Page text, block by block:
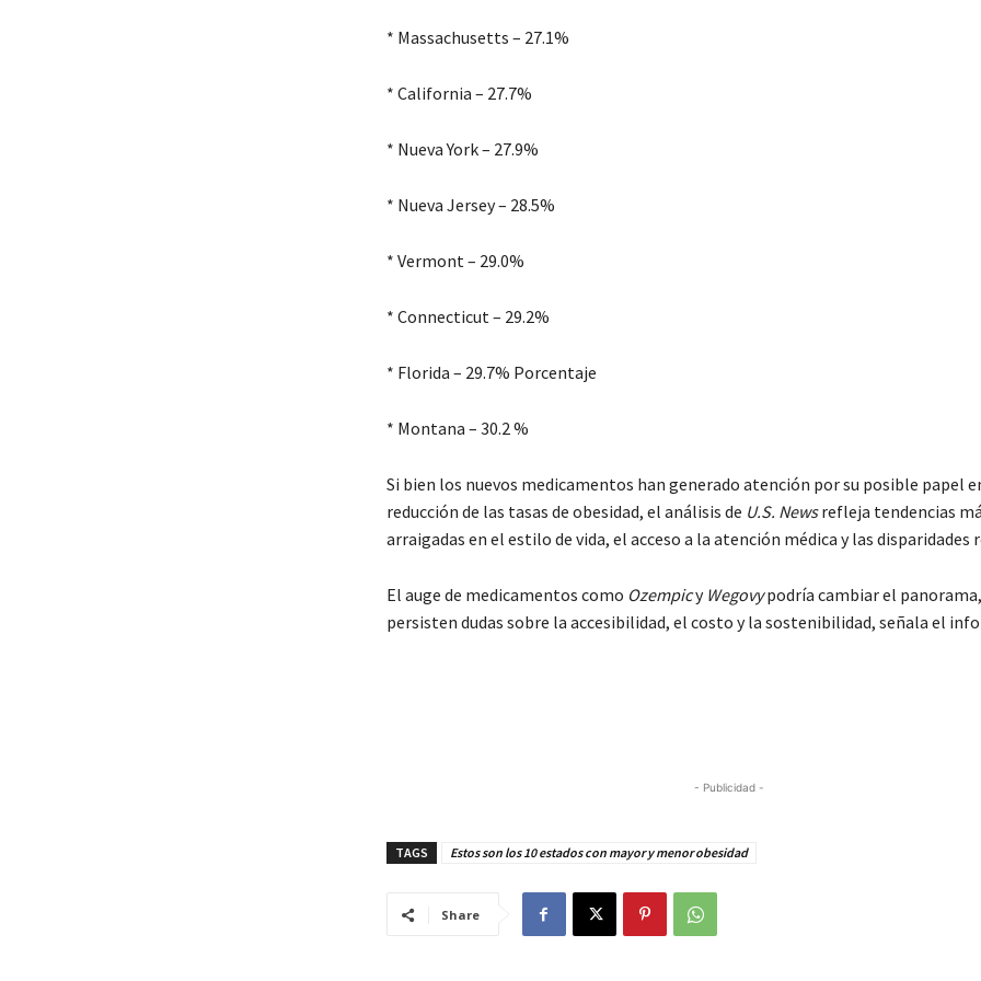
* Massachusetts – 27.1%
* California – 27.7%
* Nueva York – 27.9%
* Nueva Jersey – 28.5%
* Vermont – 29.0%
* Connecticut – 29.2%
* Florida – 29.7% Porcentaje
* Montana – 30.2 %
Si bien los nuevos medicamentos han generado atención por su posible papel
reducción de las tasas de obesidad, el análisis de U.S. Newsrefleja tendencias
arraigadas en el estilo de vida, el acceso a la atención médica y las disparidades
El auge de medicamentos como Ozempicy Wegovypodría cambiar el
persisten dudas sobre la accesibilidad, el costo y la sostenibilidad, señala el
- Publicidad -
TAGS Estos son los 10 estados con mayor y menor obesidad
Share